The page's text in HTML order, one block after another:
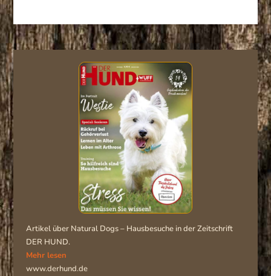
Artikel über Natural Dogs – Hausbesuche in der Zeitschrift
DER HUND.
Mehr lesen
www.derhund.de